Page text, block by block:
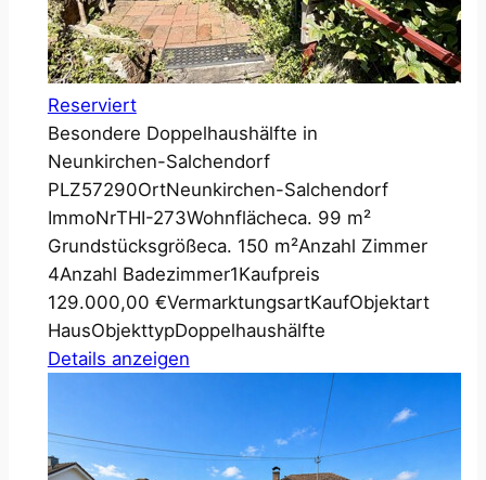
Reserviert
Besondere Doppelhaushälfte in
Neunkirchen-Salchendorf
PLZ57290OrtNeunkirchen-Salchendorf
ImmoNrTHI-273Wohnflächeca. 99 m²
Grundstücksgrößeca. 150 m²Anzahl Zimmer
4Anzahl Badezimmer1Kaufpreis
129.000,00 €VermarktungsartKaufObjektart
HausObjekttypDoppelhaushälfte
Details anzeigen